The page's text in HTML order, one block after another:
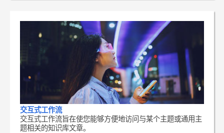
交互式工作流
交互式工作流旨在使您能够方便地访问与某个主题或通用主
题相关的知识库文章。